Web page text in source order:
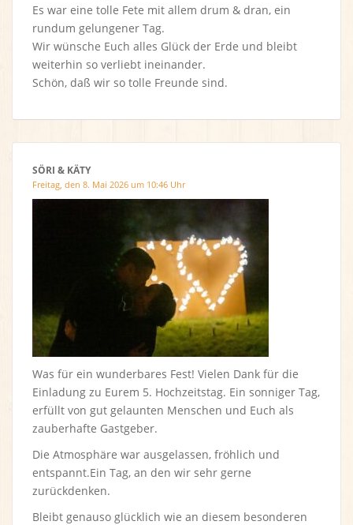
Es war eine tolle Fete mit allem drum & dran, ein
rundum gelungener Tag.
Wir wünsche Euch alles Glück der Erde und bleibt
weiterhin so verliebt ineinander.
Schön, daß wir so tolle Freunde sind.
SÖRI & KÄTY
Freitag, den 8. Mai 2026 um 10:46 Uhr
Was für ein wunderbares Fest! Vielen Dank für die
Einladung zu Eurem 5. Hochzeitstag. Ein sonniger Tag,
erfüllt von gut gelaunten Menschen und Euch als
zauberhafte Gastgeber.
Die Atmosphäre war ausgelassen, fröhlich und
entspannt.Ein Tag, an den wir sehr gerne
zurückdenken.
Bleibt genauso glücklich wie an diesem besonderen